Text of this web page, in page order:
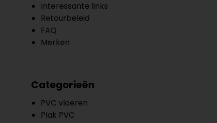
Interessante links
Retourbeleid
FAQ
Merken
Categorieën
PVC vloeren
Plak PVC